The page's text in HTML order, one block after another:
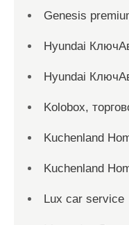
Genesis
Hyundai
Hyundai
Kolobox,
Kuchenland
Kuchenland
Lux car service